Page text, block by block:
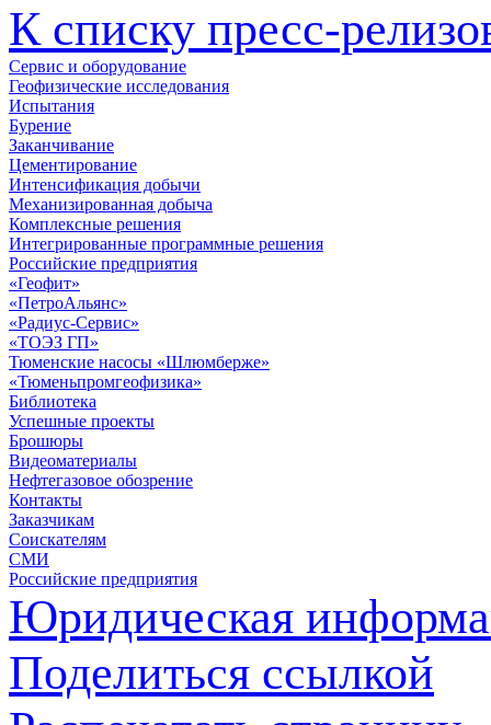
К списку пресс-
Сервис и оборудование
Геофизические исследования
Испытания
Бурение
Заканчивание
Цементирование
Интенсификация добычи
Механизированная добыча
Комплексные решения
Интегрированные программные решения
Российские предприятия
«Геофит»
«ПетроАльянс»
«Радиус-Сервис»
«ТОЭЗ ГП»
Тюменские насосы «Шлюмберже»
«Тюменьпромгеофизика»
Библиотека
Успешные проекты
Брошюры
Видеоматериалы
Нефтегазовое обозрение
Контакты
Заказчикам
Соискателям
СМИ
Российские предприятия
Юридическая
Поделиться ссылкой